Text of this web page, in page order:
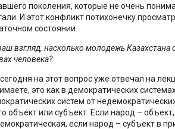
поколения, которые не очень
И этот конфликт потихонечку
состоянии.
взгляд, насколько молодежь Казахстана
человека?
на этот вопрос уже отвечал на
это как в демократических
систем от
объект или субъект. Если народ –
если народ – субъект в